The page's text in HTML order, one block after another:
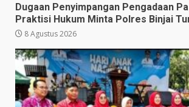
Dugaan Penyimpangan Pengadaan
Praktisi Hukum Minta Polres Binjai
8 Agustus 2026